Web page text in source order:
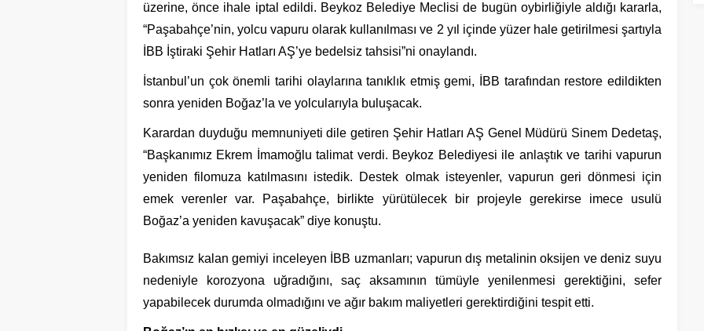
üzerine, önce ihale iptal edildi. Beykoz Belediye Meclisi de bugün oybirliğiyle aldığı kararla,
“Paşabahçe’nin, yolcu vapuru olarak kullanılması ve 2 yıl içinde yüzer hale getirilmesi şartıyla
İBB İştiraki Şehir Hatları AŞ’ye bedelsiz tahsisi”ni onaylandı.
İstanbul’un çok önemli tarihi olaylarına tanıklık etmiş gemi, İBB tarafından restore edildikten
sonra yeniden Boğaz’la ve yolcularıyla buluşacak.
Karardan duyduğu memnuniyeti dile getiren Şehir Hatları AŞ Genel Müdürü Sinem Dedetaş,
“Başkanımız Ekrem İmamoğlu talimat verdi. Beykoz Belediyesi ile anlaştık ve tarihi vapurun
yeniden filomuza katılmasını istedik. Destek olmak isteyenler, vapurun geri dönmesi için
emek verenler var. Paşabahçe, birlikte yürütülecek bir projeyle gerekirse imece usulü
Boğaz’a yeniden kavuşacak” diye konuştu.
Bakımsız kalan gemiyi inceleyen İBB uzmanları; vapurun dış metalinin oksijen ve deniz suyu
nedeniyle korozyona uğradığını, saç aksamının tümüyle yenilenmesi gerektiğini, sefer
yapabilecek durumda olmadığını ve ağır bakım maliyetleri gerektirdiğini tespit etti.